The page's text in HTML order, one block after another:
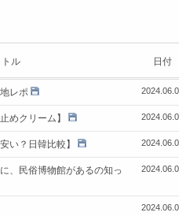
ル 日付
レポ
めクリーム】
い？日韓比較】
、民俗博物館があるの知っ